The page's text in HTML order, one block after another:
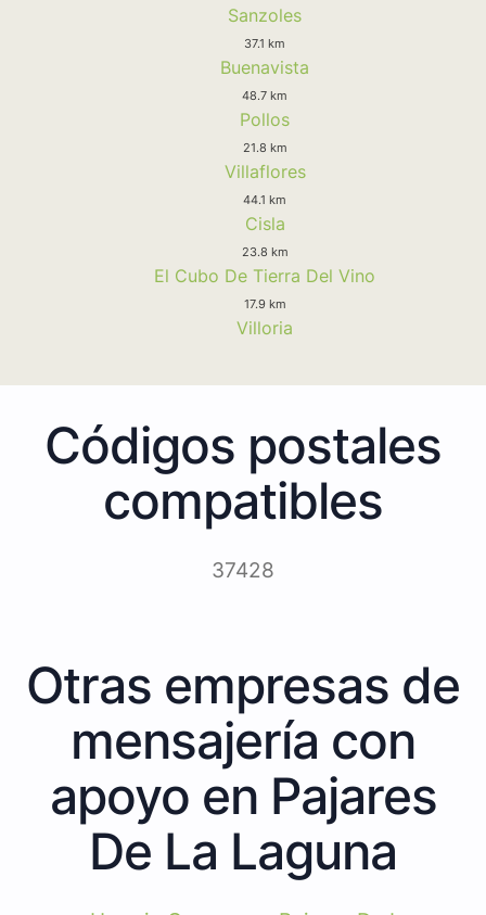
Sanzoles
37.1 km
Buenavista
48.7 km
Pollos
21.8 km
Villaflores
44.1 km
Cisla
23.8 km
El Cubo De Tierra Del Vino
17.9 km
Villoria
Códigos postales
compatibles
37428
Otras empresas de
mensajería con
apoyo en Pajares
De La Laguna